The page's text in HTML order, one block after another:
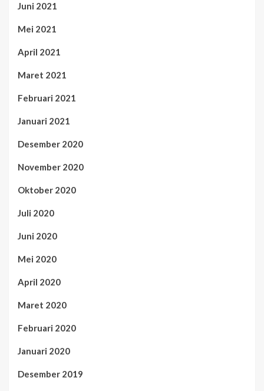
Juni 2021
Mei 2021
April 2021
Maret 2021
Februari 2021
Januari 2021
Desember 2020
November 2020
Oktober 2020
Juli 2020
Juni 2020
Mei 2020
April 2020
Maret 2020
Februari 2020
Januari 2020
Desember 2019